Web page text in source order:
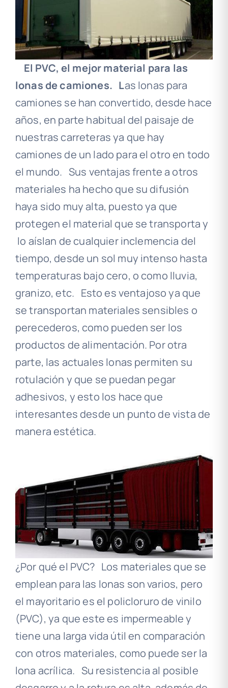
El PVC, el mejor material para las
lonas de camiones. Las lonas para
camiones se han convertido, desde hace
años, en parte habitual del paisaje de
nuestras carreteras ya que hay
camiones de un lado para el otro en todo
el mundo. Sus ventajas frente a otros
materiales ha hecho que su difusión
haya sido muy alta, puesto ya que
protegen el material que se transporta y
lo aíslan de cualquier inclemencia del
tiempo, desde un sol muy intenso hasta
temperaturas bajo cero, o como lluvia,
granizo, etc. Esto es ventajoso ya que
se transportan materiales sensibles o
perecederos, como pueden ser los
productos de alimentación. Por otra
parte, las actuales lonas permiten su
rotulación y que se puedan pegar
adhesivos, y esto los hace que
interesantes desde un punto de vista de
manera estética.
¿Por qué el PVC? Los materiales que se
emplean para las lonas son varios, pero
el mayoritario es el policloruro de vinilo
(PVC), ya que este es impermeable y
tiene una larga vida útil en comparación
con otros materiales, como puede ser la
lona acrílica. Su resistencia al posible